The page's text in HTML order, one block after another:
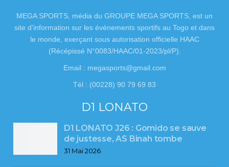
MEGA SPORTS, média du GROUPE MEGA SPORTS, est un
site d’information sur les événements sportifs au Togo et dans
le monde, exerçant sous autorisation officielle HAAC
(Récépissé N°0083/HAAC/01-2023/pl/P).
Email : megasports@gmail.com
Tél : (00228) 90 79 69 83
D1 LONATO
D1 LONATO J26 : Gomido se sauve
de justesse, AS Binah tombe
31 Mai 2026